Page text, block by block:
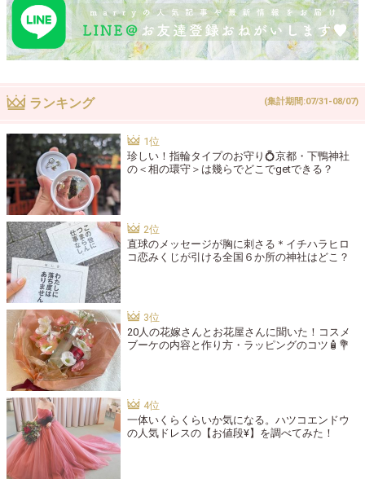
ランキング (集計期間:07/31-08/07)
珍しい！指輪タイプのお守り💍京都・下鴨神社
の＜相の環守＞は幾らでどこでgetできる？
直球のメッセージが胸に刺さる＊イチハラヒロ
コ恋みくじが引ける全国６か所の神社はどこ？
20人の花嫁さんとお花屋さんに聞いた！コスメ
ブーケの内容と作り方・ラッピングのコツ🧴💐
一体いくらくらいか気になる。ハツコエンドウ
の人気ドレスの【お値段¥】を調べてみた！